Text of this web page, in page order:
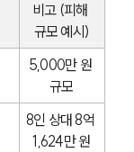
비고 (피해
규모 예시)
5,000만 원
규모
8인 상대 8억
1,624만 원